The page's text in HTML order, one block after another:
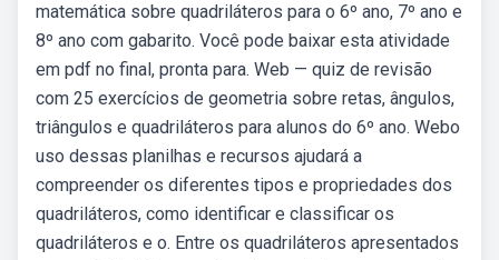
matemática sobre quadriláteros para o 6º ano, 7º ano e
8º ano com gabarito. Você pode baixar esta atividade
em pdf no final, pronta para. Web — quiz de revisão
com 25 exercícios de geometria sobre retas, ângulos,
triângulos e quadriláteros para alunos do 6º ano. Webo
uso dessas planilhas e recursos ajudará a
compreender os diferentes tipos e propriedades dos
quadriláteros, como identificar e classificar os
quadriláteros e o. Entre os quadriláteros apresentados